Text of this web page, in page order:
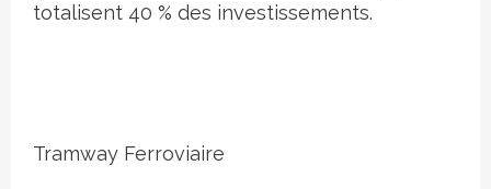
totalisent 40 % des investissements.
Tramway Ferroviaire